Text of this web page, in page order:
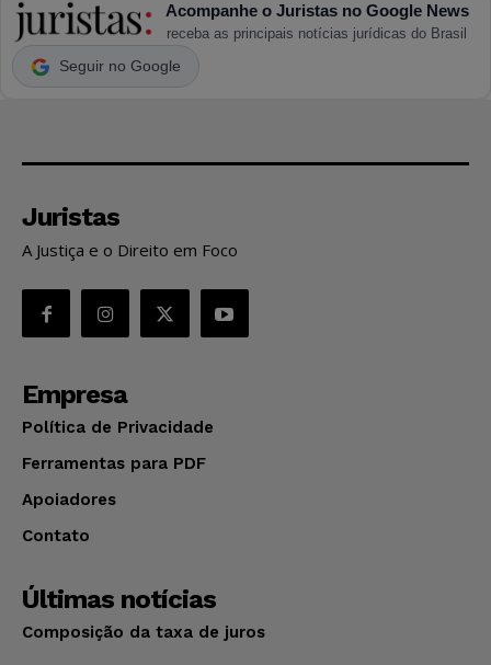
Acompanhe o Juristas no Google News
receba as principais notícias jurídicas do Brasil
Seguir no Google
Juristas
A Justiça e o Direito em Foco
Empresa
Política de Privacidade
Ferramentas para PDF
Apoiadores
Contato
Últimas notícias
Composição da taxa de juros